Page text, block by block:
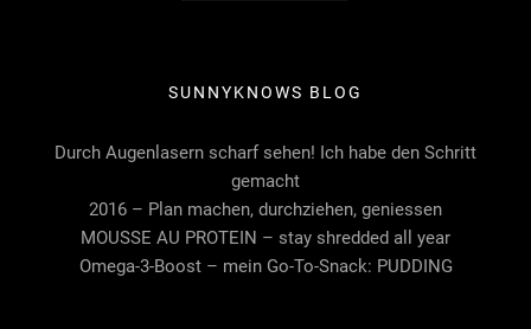
SUNNYKNOWS BLOG
Durch Augenlasern scharf sehen! Ich habe den Schritt
gemacht
2016 – Plan machen, durchziehen, geniessen
MOUSSE AU PROTEIN – stay shredded all year
Omega-3-Boost – mein Go-To-Snack: PUDDING